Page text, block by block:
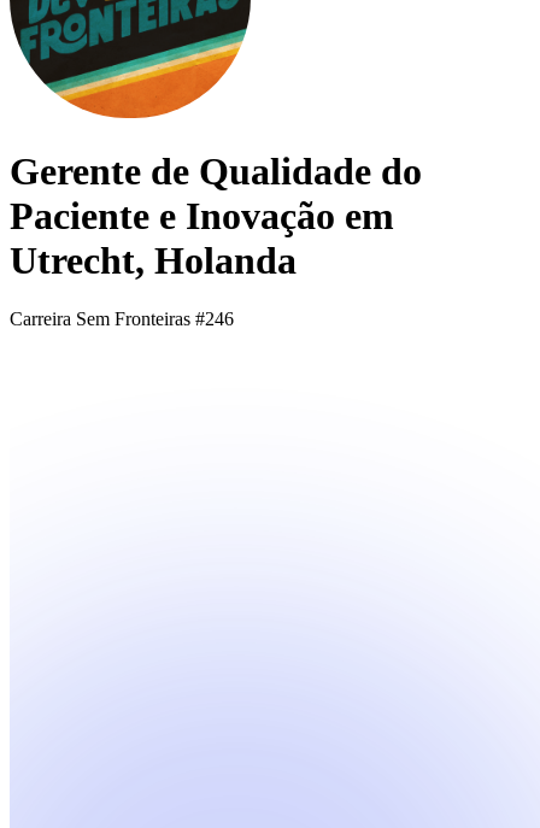
Gerente de Qualidade do
Paciente e Inovação em
Utrecht, Holanda
Carreira Sem Fronteiras #246